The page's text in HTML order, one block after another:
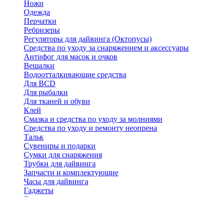
Ножи
Одежда
Перчатки
Ребризеры
Регуляторы для дайвинга (Октопусы)
Средства по уходу за снаряжением и аксессуары
Антифог для масок и очков
Вешалки
Водоотталкивающие средства
Для BCD
Для рыбалки
Для тканей и обуви
Клей
Смазка и средства по уходу за молниями
Средства по уходу и ремонту неопрена
Тальк
Сувениры и подарки
Сумки для снаряжения
Трубки для дайвинга
Запчасти и комплектующие
Часы для дайвинга
Гаджеты